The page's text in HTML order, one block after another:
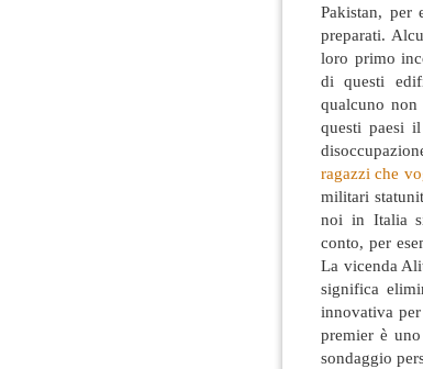
Pakistan, per
preparati.
loro primo
di questi
qualcuno
questi paesi
ragazzi che
militari
noi in Italia
conto, per
La vicenda
significa
innovativa
premier è
sondaggio